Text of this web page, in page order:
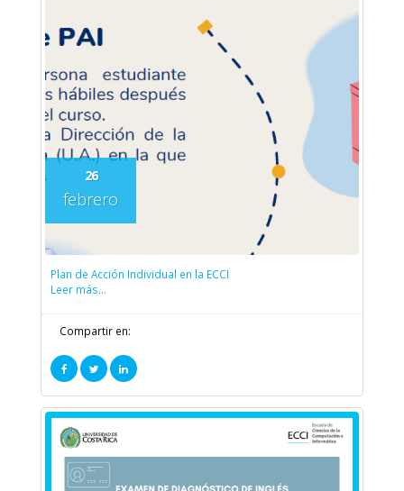
26
febrero
Plan de Acción Individual en la ECCI
Leer más...
Compartir en: